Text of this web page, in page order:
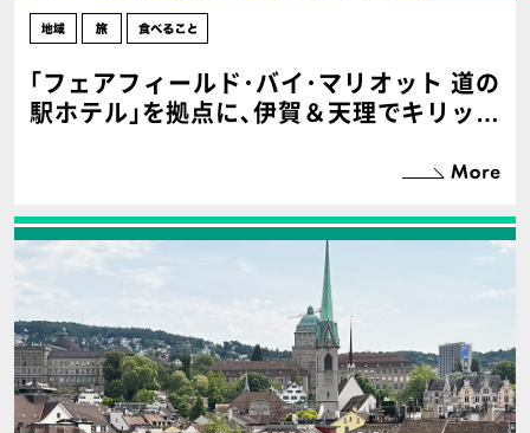
｢フェアフィールド･バイ･マリオット 道の
駅ホテル｣を拠点に､伊賀＆天理でキリッと